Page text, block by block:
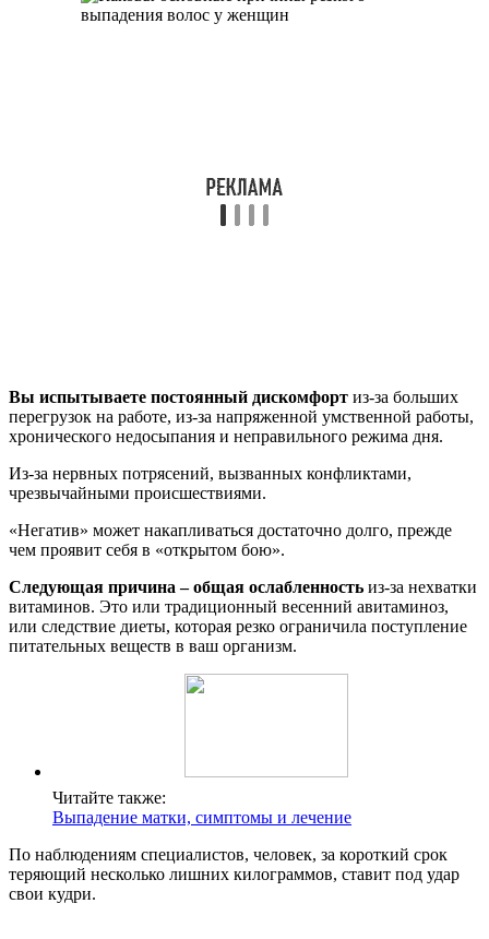
Вы испытываете постоянный дискомфорт из-за больших
перегрузок на работе, из-за напряженной умственной работы,
хронического недосыпания и неправильного режима дня.
Из-за нервных потрясений, вызванных конфликтами,
чрезвычайными происшествиями.
«Негатив» может накапливаться достаточно долго, прежде
чем проявит себя в «открытом бою».
Следующая причина – общая ослабленность из-за нехватки
витаминов. Это или традиционный весенний авитаминоз,
или следствие диеты, которая резко ограничила поступление
питательных веществ в ваш организм.
Читайте также:
Выпадение матки, симптомы и лечение
По наблюдениям специалистов, человек, за короткий срок
теряющий несколько лишних килограммов, ставит под удар
свои кудри.